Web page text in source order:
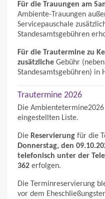
Für die Trauungen am
Ambiente-Trauungen
Servicepauschale
Standesamtsgebühren
Für die Trautermine zu
zusätzliche Gebühr
Standesamtsgebühren) in
Trautermine 2026
Die
eingestellten Liste.
Die Reservierung für die
Donnerstag, den
telefonisch unter der
362 erfolgen.
Die Terminreservierung
vor dem